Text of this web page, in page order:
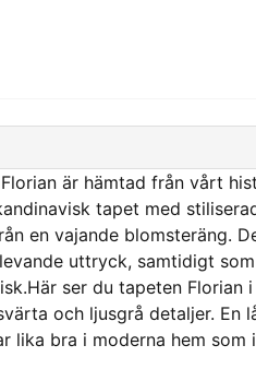
är hämtad från vårt
tapet med
en vajande blomsteräng.
uttryck, samtidigt
ser du tapeten Florian
och ljusgrå detaljer. En
lika bra i moderna hem som